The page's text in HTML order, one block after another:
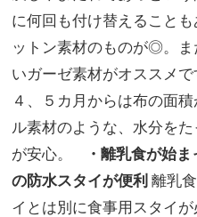
に何回も付け替えること
ットン素材のものが◎。
いガーゼ素材がオススメ
４、５カ月からは布の面
ル素材のような、水分を
が安心。
・離乳食が始
の防水スタイが便利 離乳
イとは別に食事用スタイ